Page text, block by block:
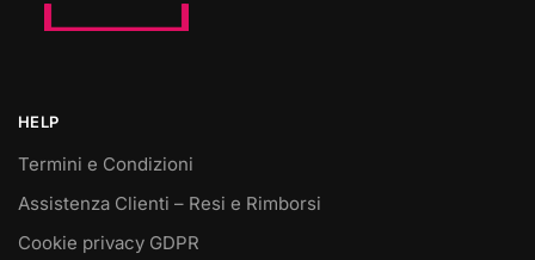
HELP
Termini e Condizioni
Assistenza Clienti – Resi e Rimborsi
Cookie privacy GDPR